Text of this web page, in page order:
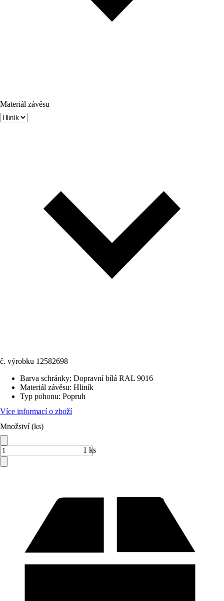
Materiál závěsu
č. výrobku 12582698
Barva schránky: Dopravní bílá RAL 9016
Materiál závěsu: Hliník
Typ pohonu: Popruh
Více informací o zboží
Množství (ks)
1 ks